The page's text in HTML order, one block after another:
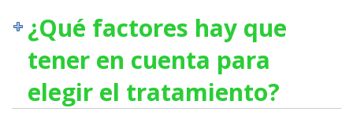
¿Qué factores hay que
tener en cuenta para
elegir el tratamiento?